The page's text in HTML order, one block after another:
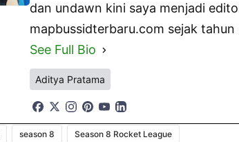
dan undawn kini saya menjadi
mapbussidterbaru.com sejak tahun
See Full Bio
Aditya Pratama
season 8 Season 8 Rocket League